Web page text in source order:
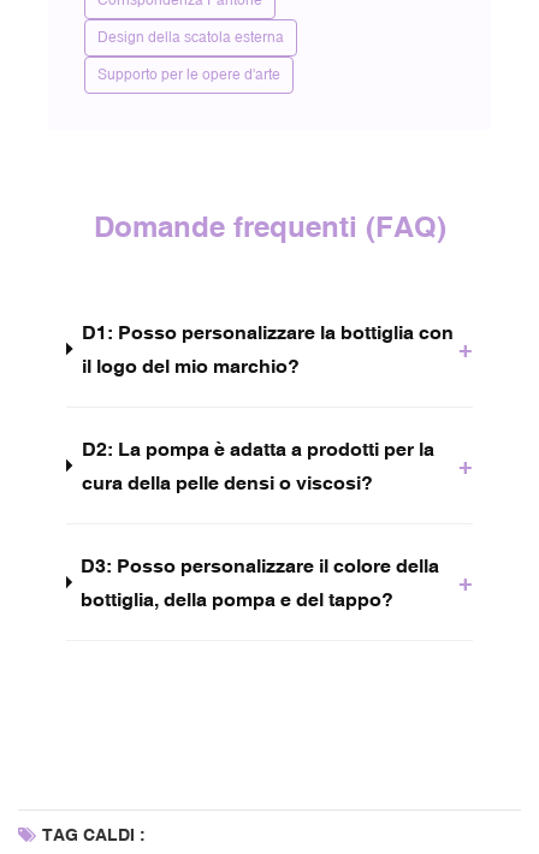
Design della scatola esterna
Supporto per le opere d'arte
Domande frequenti (FAQ)
D1: Posso personalizzare la bottiglia con
il logo del mio marchio?
+
D2: La pompa è adatta a prodotti per la
cura della pelle densi o viscosi?
+
D3: Posso personalizzare il colore della
bottiglia, della pompa e del tappo?
+
TAG CALDI :